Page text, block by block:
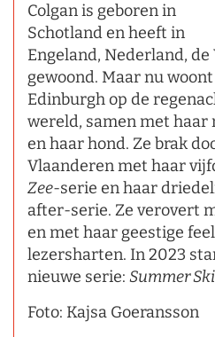
Colgan is geboren in
Schotland en heeft in
Engeland, Nederland,
gewoond. Maar nu
Edinburgh op de
wereld, samen met
en haar hond. Ze brak
Vlaanderen met haar
Zee-serie en haar
after-serie. Ze verovert
en met haar geestige
lezersharten. In 2023
nieuwe serie: Summer
Foto: Kajsa Goeransson